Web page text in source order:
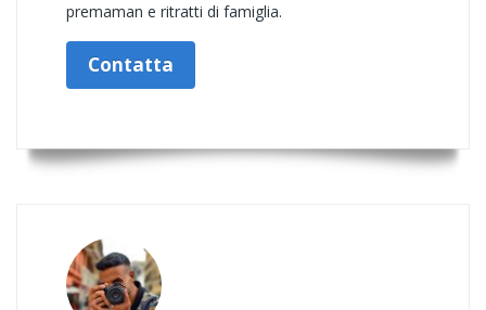
premaman e ritratti di famiglia.
Contatta